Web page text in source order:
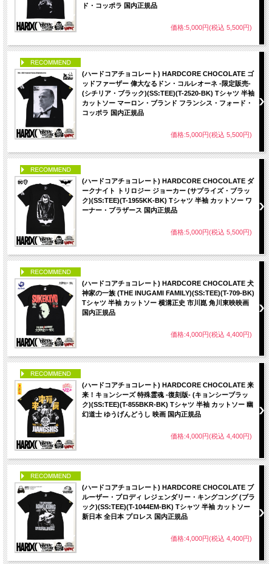
ド・コッポラ 国内正規品
価格:5,000円(税込 5,500円)
(ハードコアチョコレート) HARDCORE CHOCOLATE ゴ
ッドファーザー 偉大なるドン・コルレオーネ -限定販売-
(シチリア・ブラック)(SS:TEE)(T-2520-BK) Tシャツ 半袖
カットソー マーロン・ブランド フランシス・フォード・
コッポラ 国内正規品
価格:5,000円(税込 5,500円)
(ハードコアチョコレート) HARDCORE CHOCOLATE ダ
ークナイト トリロジー ジョーカー (サプライズ・ブラッ
ク)(SS:TEE)(T-1955KK-BK) Tシャツ 半袖 カットソー ワ
ーナー・ブラザース 国内正規品
価格:5,000円(税込 5,500円)
(ハードコアチョコレート) HARDCORE CHOCOLATE 犬
神家の一族 (THE INUGAMI FAMILY)(SS:TEE)(T-709-BK)
Tシャツ 半袖 カットソー 横溝正史 市川崑 角川東映映画
国内正規品
価格:4,000円(税込 4,400円)
(ハードコアチョコレート) HARDCORE CHOCOLATE 来
来！キョンシーズ 特殊霊魂 -復刻版- (キョンシーブラッ
ク)(SS:TEE)(T-855BKR-BK) Tシャツ 半袖 カットソー 幽
幻道士 ゆうげんどうし 映画 国内正規品
価格:4,000円(税込 4,400円)
(ハードコアチョコレート) HARDCORE CHOCOLATE ブ
ルーザー・ブロディ レジェンダリー・キングコング (ブラ
ック)(SS:TEE)(T-1044EM-BK) Tシャツ 半袖 カットソー
新日本 全日本 プロレス 国内正規品
価格:4,000円(税込 4,400円)